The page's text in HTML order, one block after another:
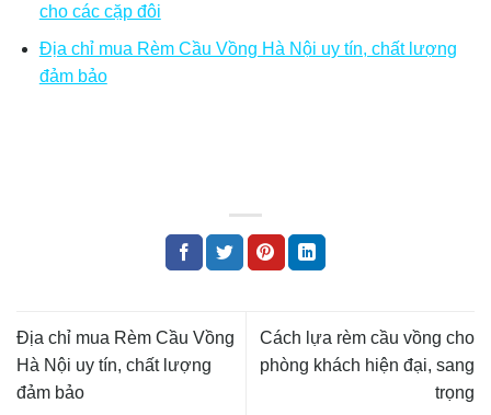
cho các cặp đôi
Địa chỉ mua Rèm Cầu Vồng Hà Nội uy tín, chất lượng
đảm bảo
Địa chỉ mua Rèm Cầu Vồng
Hà Nội uy tín, chất lượng
đảm bảo
Cách lựa rèm cầu vồng cho
phòng khách hiện đại, sang
trọng